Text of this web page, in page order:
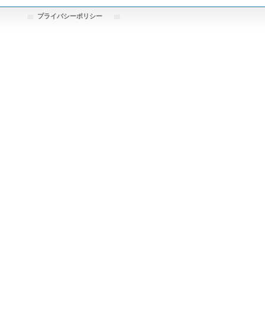
プライバシーポリシー